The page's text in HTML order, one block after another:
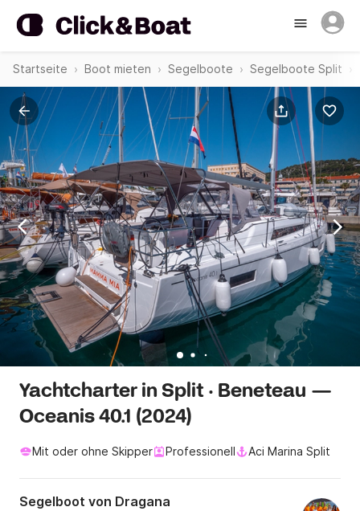
Startseite Boot mieten Segelboote Segelboote Split
Yachtcharter in Split · Beneteau —
Oceanis 40.1 (2024)
Mit oder ohne Skipper Professionell Aci Marina Split
Segelboot von Dragana